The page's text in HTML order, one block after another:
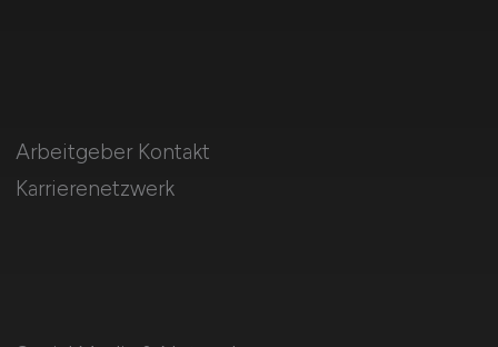
Arbeitgeber Kontakt
Karrierenetzwerk